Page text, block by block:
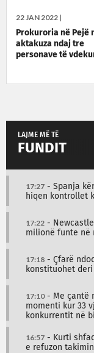
22 JAN 2022 |
Prokuroria në Pejë
aktakuza ndaj tre
personave të
LAJME MË TË
FUNDIT
17:27 - Spanja
hiqen kontrollet
17:22 -
milionë funte në
17:18 - Çfarë
konstituohet
17:10- Me çantë
momenti kur 33
konkurrentit në
16:57 - Kurti
e refuzon takimin